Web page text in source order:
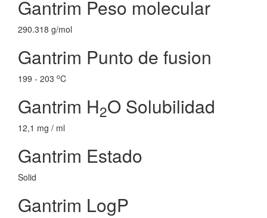
Gantrim Peso molecular
290.318 g/mol
Gantrim Punto de fusion
199 - 203 oC
Gantrim H2O Solubilidad
12,1 mg / ml
Gantrim Estado
Solid
Gantrim LogP